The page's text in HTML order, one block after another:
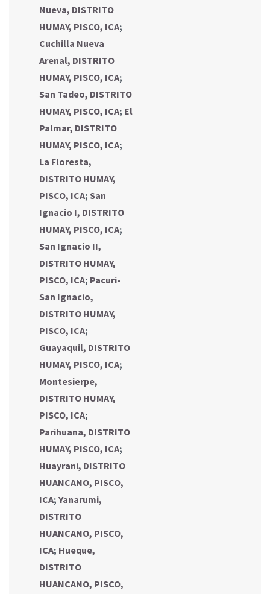
Nueva, DISTRITO
HUMAY, PISCO, ICA;
Cuchilla Nueva
Arenal, DISTRITO
HUMAY, PISCO, ICA;
San Tadeo, DISTRITO
HUMAY, PISCO, ICA; El
Palmar, DISTRITO
HUMAY, PISCO, ICA;
La Floresta,
DISTRITO HUMAY,
PISCO, ICA; San
Ignacio I, DISTRITO
HUMAY, PISCO, ICA;
San Ignacio II,
DISTRITO HUMAY,
PISCO, ICA; Pacuri-
San Ignacio,
DISTRITO HUMAY,
PISCO, ICA;
Guayaquil, DISTRITO
HUMAY, PISCO, ICA;
Montesierpe,
DISTRITO HUMAY,
PISCO, ICA;
Parihuana, DISTRITO
HUMAY, PISCO, ICA;
Huayrani, DISTRITO
HUANCANO, PISCO,
ICA; Yanarumi,
DISTRITO
HUANCANO, PISCO,
ICA; Hueque,
DISTRITO
HUANCANO, PISCO,